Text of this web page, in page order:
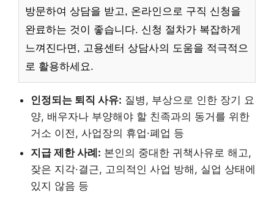
방문하여 상담을 받고, 온라인으로 구직 신청을
완료하는 것이 좋습니다. 신청 절차가 복잡하게
느껴진다면, 고용센터 상담사의 도움을 적극적으
로 활용하세요.
인정되는 퇴직 사유: 질병, 부상으로 인한 장기 요
양, 배우자나 부양해야 할 친족과의 동거를 위한
거소 이전, 사업장의 휴업·폐업 등
지급 제한 사례: 본인의 중대한 귀책사유로 해고,
잦은 지각·결근, 고의적인 사업 방해, 실업 상태에
있지 않음 등